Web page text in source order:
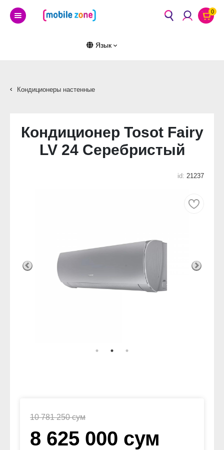
0
Язык
Кондиционеры настенные
Кондиционер Tosot Fairy
LV 24 Серебристый
id: 21237
10 781 250 сум
8 625 000 сум